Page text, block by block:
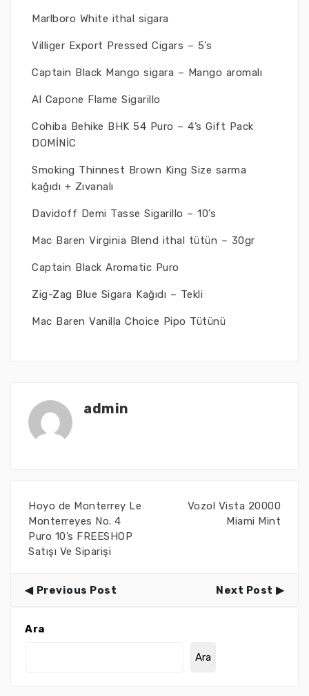
Marlboro White ithal sigara
Villiger Export Pressed Cigars – 5’s
Captain Black Mango sigara – Mango aromalı
Al Capone Flame Sigarillo
Cohiba Behike BHK 54 Puro – 4’s Gift Pack
DOMİNİC
Smoking Thinnest Brown King Size sarma
kağıdı + Zıvanalı
Davidoff Demi Tasse Sigarillo – 10’s
Mac Baren Virginia Blend ithal tütün – 30gr
Captain Black Aromatic Puro
Zig-Zag Blue Sigara Kağıdı – Tekli
Mac Baren Vanilla Choice Pipo Tütünü
admin
Hoyo de Monterrey Le
Monterreyes No. 4
Puro 10’s FREESHOP
Satışı Ve Siparişi
Vozol Vista 20000
Miami Mint
Previous Post Next Post
Ara
Ara